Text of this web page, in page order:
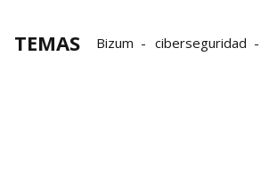
TEMAS Bizum ciberseguridad